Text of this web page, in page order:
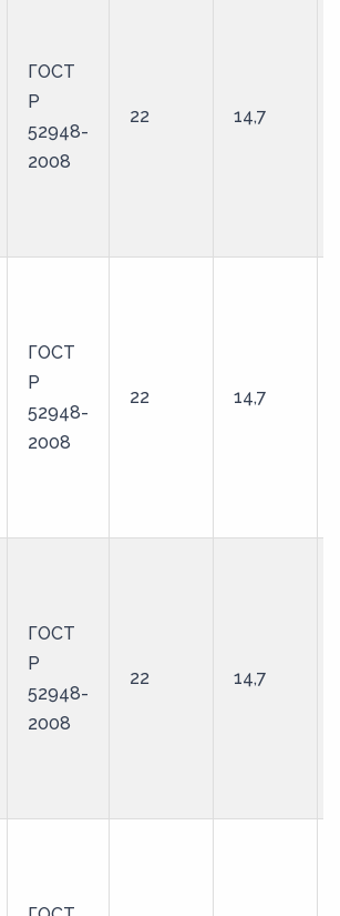
ГОСТ
Р
52948-
2008
22 14,7
ГОСТ
Р
52948-
2008
22 14,7
ГОСТ
Р
52948-
2008
22 14,7